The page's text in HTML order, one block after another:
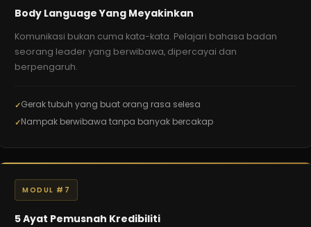
Body Language Yang Meyakinkan
Komunikasi bukan cuma kata-kata. Pelajari bahasa badan
seorang leader yang berwibawa, dipercayai dan
berpengaruh.
Gerak tubuh yang buat orang rasa selesa
Nampak berwibawa tanpa banyak bercakap
MODUL #7
5 Ayat Pemusnah Kredibiliti